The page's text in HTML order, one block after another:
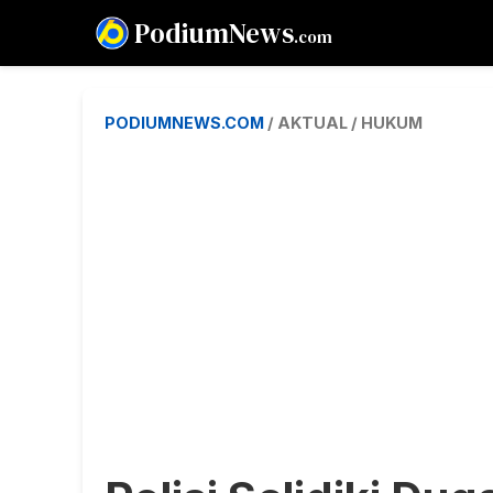
PodiumNews.com
PODIUMNEWS.COM / AKTUAL / HUKUM